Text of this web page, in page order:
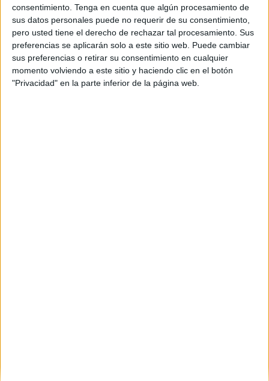
consentimiento. Tenga en cuenta que algún procesamiento de
sus datos personales puede no requerir de su consentimiento,
pero usted tiene el derecho de rechazar tal procesamiento. Sus
preferencias se aplicarán solo a este sitio web. Puede cambiar
sus preferencias o retirar su consentimiento en cualquier
momento volviendo a este sitio y haciendo clic en el botón
"Privacidad" en la parte inferior de la página web.
RelatedPosts
El reto de Ceuta: casi 1.400 menores
inmigrantes para una ciudad que solo
puede atender a 30